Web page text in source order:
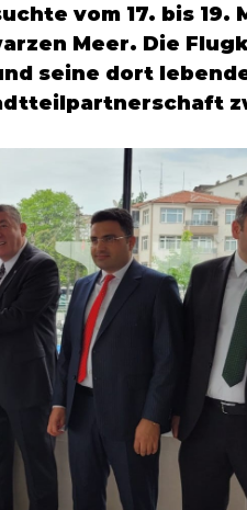
vom 17. bis 19.
Meer. Die
seine dort